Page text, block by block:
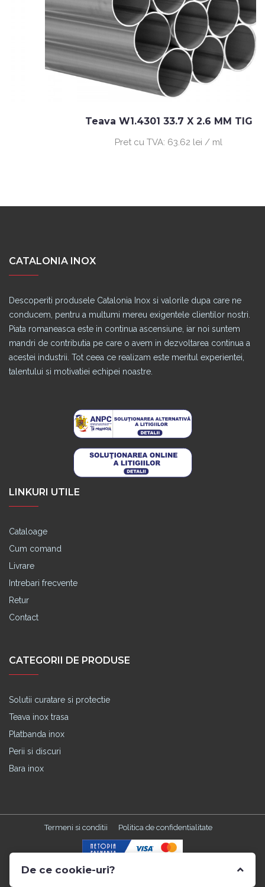
Teava W1.4301 33.7 X 2.6 MM TIG
Pret cu TVA:63.62 lei / ml
CATALONIA INOX
Descoperiti produsele Catalonia Inox si valorile dupa care ne
conducem, pentru a multumi mereu exigentele clientilor nostri.
Piata romaneasca este in continua ascensiune, iar noi suntem
mandri de contributia pe care o avem in dezvoltarea continua a
acestei industrii. Tot ceea ce realizam este meritul experientei,
talentului si motivatiei echipei noastre.
LINKURI UTILE
Cataloage
Cum comand
Livrare
Intrebari frecvente
Retur
Contact
CATEGORII DE PRODUSE
Solutii curatare si protectie
Teava inox trasa
Platbanda inox
Perii si discuri
Bara inox
Made with in TGM by Edris Digital Agency
. All Rights Reserved ©
Termeni si conditii Politica de confidentialitate
De ce cookie-uri?